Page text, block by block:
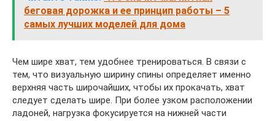
беговая дорожка и ее принцип работы – 5
самых лучших моделей для дома
Чем шире хват, тем удобнее тренироваться. В связи с
тем, что визуальную ширину спины определяет именно
верхняя часть широчайших, чтобы их прокачать, хват
следует сделать шире. При более узком расположении
ладоней, нагрузка фокусируется на нижней части